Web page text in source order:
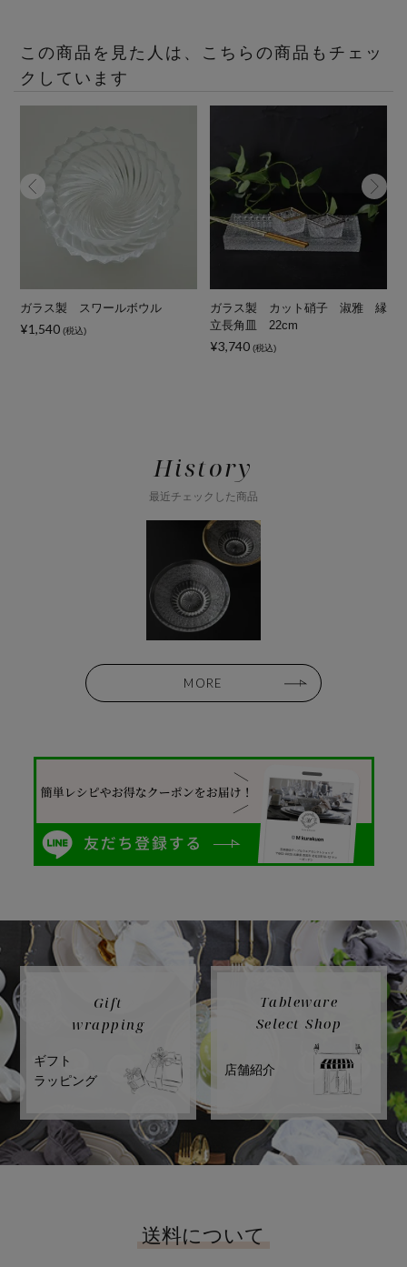
この商品を見た人は、こちらの商品もチェッ
クしています
ガラス製 スワールボウル
¥1,540 (税込)
ガラス製 カット硝子 淑雅 縁
立長角皿 22cm
¥3,740 (税込)
History
最近チェックした商品
MORE
Gift
wrapping
ギフト
ラッピング
Tableware
Select Shop
店舗紹介
送料について